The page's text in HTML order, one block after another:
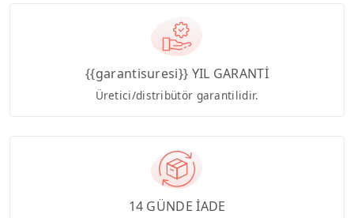
{{garantisuresi}} YIL GARANTİ
Üretici/distribütör garantilidir.
14 GÜNDE İADE